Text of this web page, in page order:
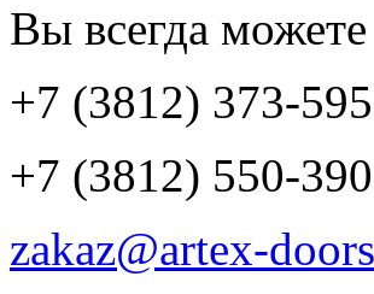
Вы всегда можете
+7 (3812) 373-595
+7 (3812) 550-390
zakaz@artex-